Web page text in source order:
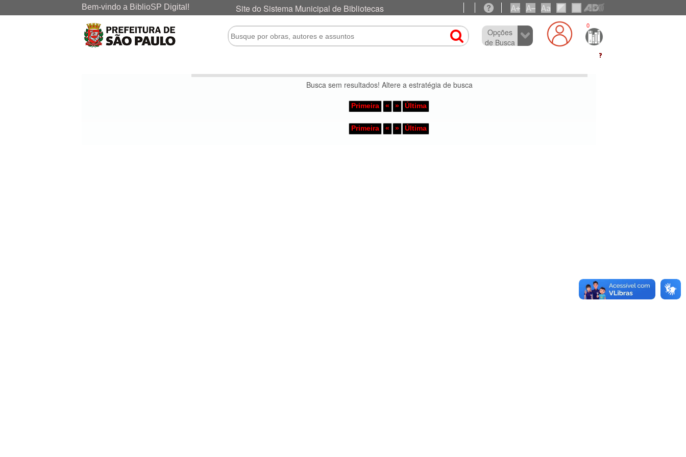
0
Opções
de Busca
Busca sem resultados! Altere a estratégia de busca
Primeira « » Última
Primeira « » Última